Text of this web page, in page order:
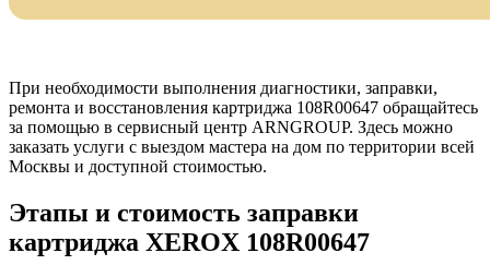
При необходимости выполнения диагностики, заправки,
ремонта и восстановления картриджа 108R00647 обращайтесь
за помощью в сервисный центр ARNGROUP. Здесь можно
заказать услуги с выездом мастера на дом по территории всей
Москвы и доступной стоимостью.
Этапы и стоимость заправки
картриджа XEROX 108R00647